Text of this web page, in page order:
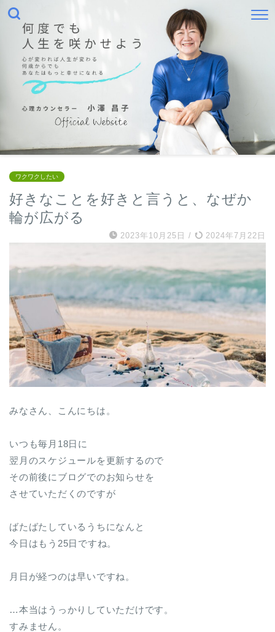
ワクワクしたい
好きなことを好きと言うと、なぜか
輪が広がる
2023年10月25日 / 2024年7月22日
みなさん、こんにちは。
いつも毎月18日に
翌月のスケジュールを更新するので
その前後にブログでのお知らせを
させていただくのですが
ばたばたしているうちになんと
今日はもう25日ですね。
月日が経つのは早いですね。
…本当はうっかりしていただけです。
すみません。